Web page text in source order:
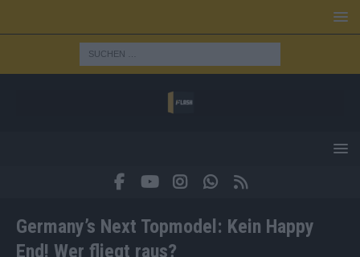
Germany’s Next Topmodel: Kein Happy
End! Wer fliegt raus?